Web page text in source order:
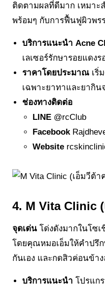
ติดตามผลที่ดีมาก เหมาะ
พร้อมๆ กับการฟื้นฟูผิวพร
บริการแนะนำ Acne
เลเซอร์รักษารอยแดงร
ราคาโดยประมาณ เริ่
เฉพาะยาทาและยากิน
ช่องทางติดต่อ
LINE@rcClub
Facebook
Website
4. M Vita Clinic
จุดเด่น โด่งดังมากในโซเ
โดยคุณหมอเอ็มให้คำปรึก
กันเอง และกดสิวค่อนข้าง
บริการแนะนำ โปรแก